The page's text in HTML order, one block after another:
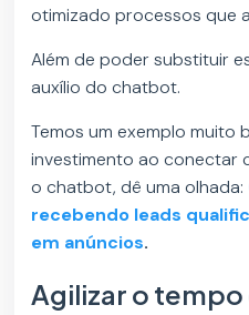
otimizado processos que
Além de poder substituir
auxílio do chatbot.
Temos um exemplo muito
investimento ao conectar
o chatbot, dê uma olhada:
recebendo leads
em anúncios.
Agilizar o